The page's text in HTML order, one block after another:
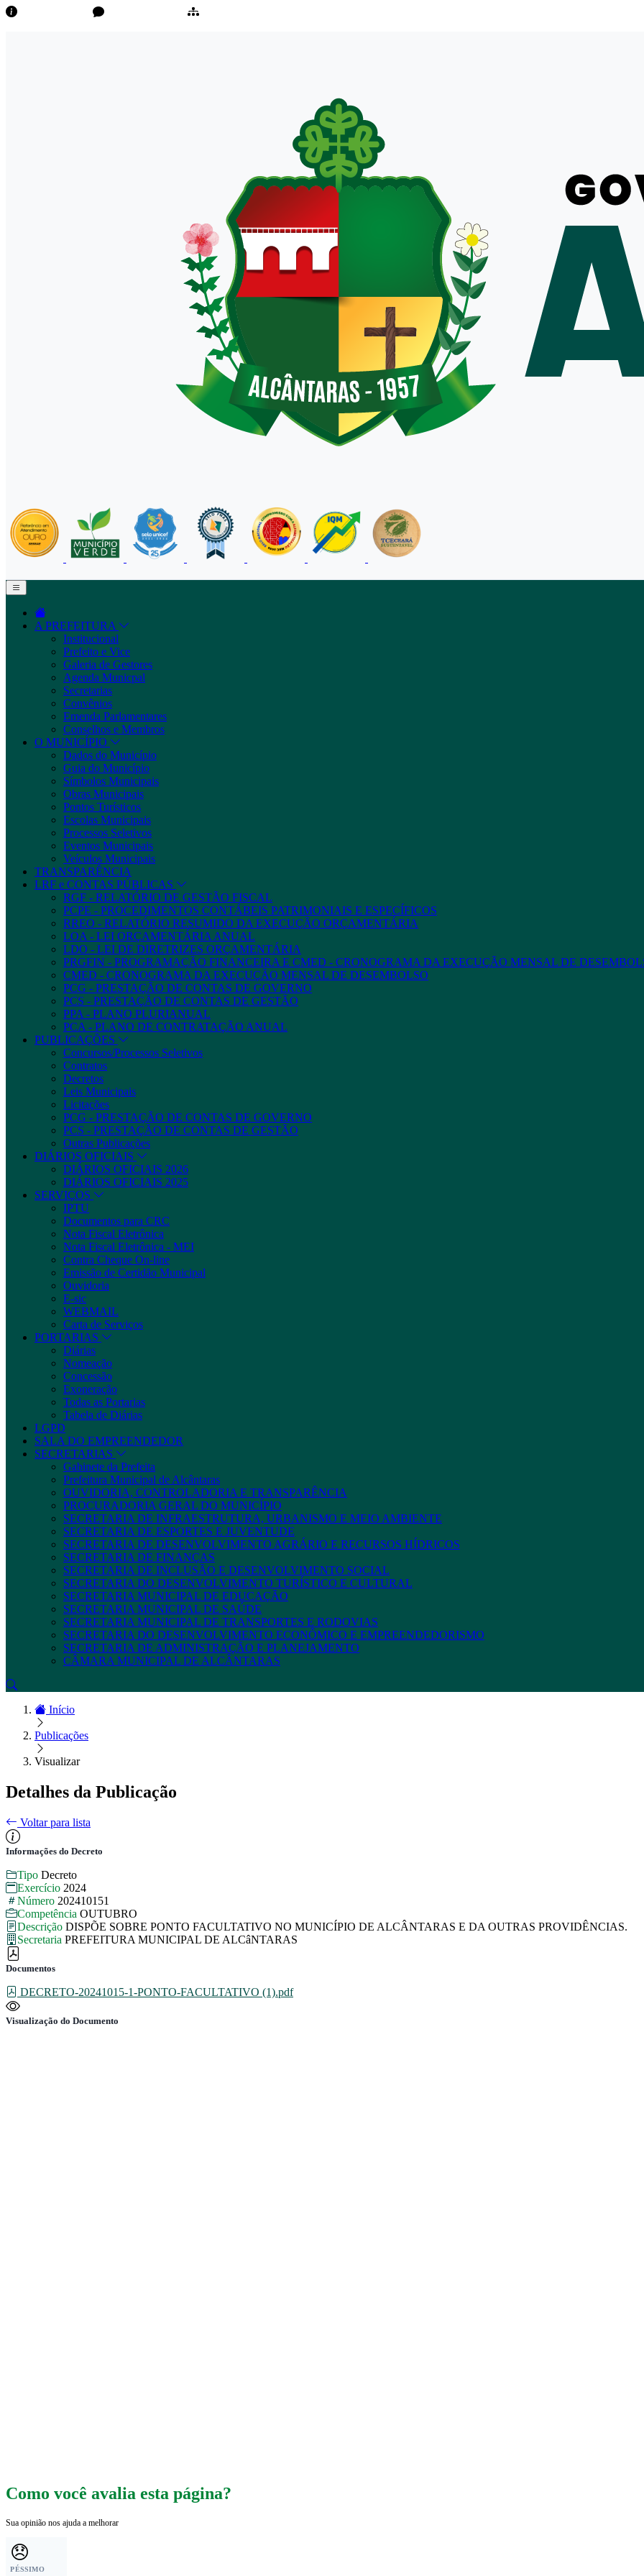
A PREFEITURA
Institucional
Prefeito e Vice
Galeria de Gestores
Agenda Municpal
Secretarias
Convênios
Emenda Parlamentares
Conselhos e Membros
O MUNICÍPIO
Dados do Município
Guia do Município
Símbolos Municipais
Obras Municipais
Pontos Turísticos
Escolas Municipais
Processos Seletivos
Eventos Municipais
Veículos Municipais
TRANSPARÊNCIA
LRF e CONTAS PÚBLICAS
RGF - RELATÓRIO DE GESTÃO FISCAL
PCPE - PROCEDIMENTOS CONTÁBEIS PATRIMONIAIS E ESPECÍFICOS
RREO - RELATÓRIO RESUMIDO DA EXECUÇÃO ORÇAMENTÁRIA
LOA - LEI ORÇAMENTÁRIA ANUAL
LDO - LEI DE DIRETRIZES ORÇAMENTÁRIA
PRGFIN - PROGRAMAÇÃO FINANCEIRA E CMED - CRONOGRAMA DA EXECUÇÃO MENSAL DE
CMED - CRONOGRAMA DA EXECUÇÃO MENSAL DE DESEMBOLSO
PCG - PRESTAÇÃO DE CONTAS DE GOVERNO
PCS - PRESTAÇÃO DE CONTAS DE GESTÃO
PPA - PLANO PLURIANUAL
PCA - PLANO DE CONTRATAÇÃO ANUAL
PUBLICAÇÕES
Concursos/Processos Seletivos
Contratos
Decretos
Leis Municipais
Licitações
PCG - PRESTAÇÃO DE CONTAS DE GOVERNO
PCS - PRESTAÇÃO DE CONTAS DE GESTÃO
Outras Publicações
DIÁRIOS OFICIAIS
DIÁRIOS OFICIAIS 2026
DIÁRIOS OFICIAIS 2025
SERVIÇOS
IPTU
Documentos para CRC
Nota Fiscal Eletrônica
Nota Fiscal Eletrônica - MEI
Contra Cheque On-line
Emissão de Certidão Municipal
Ouvidoria
E-sic
WEBMAIL
Carta de Serviços
PORTARIAS
Diárias
Nomeação
Concessão
Exoneração
Todas as Portarias
Tabela de Diárias
LGPD
SALA DO EMPREENDEDOR
SECRETARIAS
Gabinete da Prefeita
Prefeitura Municipal de Alcântaras
OUVIDORIA, CONTROLADORIA E TRANSPARÊNCIA
PROCURADORIA GERAL DO MUNICÍPIO
SECRETARIA DE INFRAESTRUTURA, URBANISMO E MEIO AMBIENTE
SECRETARIA DE ESPORTES E JUVENTUDE
SECRETARIA DE DESENVOLVIMENTO AGRÁRIO E RECURSOS HÍDRICOS
SECRETARIA DE FINANÇAS
SECRETARIA DE INCLUSÃO E DESENVOLVIMENTO SOCIAL
SECRETARIA DO DESENVOLVIMENTO TURÍSTICO E CULTURAL
SECRETARIA MUNICIPAL DE EDUCAÇÃO
SECRETARIA MUNICIPAL DE SAÚDE
SECRETARIA MUNICIPAL DE TRANSPORTES E RODOVIAS
SECRETARIA DO DESENVOLVIMENTO ECONÔMICO E EMPREENDEDORISMO
SECRETARIA DE ADMINISTRAÇÃO E PLANEJAMENTO
CÂMARA MUNICIPAL DE ALCÂNTARAS
Início
Publicações
Visualizar
Detalhes da Publicação
Voltar para lista
Informações do Decreto
Tipo Decreto
Exercício 2024
Número 202410151
Competência OUTUBRO
Descrição DISPÕE SOBRE PONTO FACULTATIVO NO MUNICÍPIO DE ALCÂNTARAS E DA OUTRAS PROVIDÊNCIAS.
Secretaria PREFEITURA MUNICIPAL DE ALCâNTARAS
Documentos
DECRETO-20241015-1-PONTO-FACULTATIVO (1).pdf
Visualização do Documento
Como você avalia esta página?
Sua opinião nos ajuda a melhorar
😞
PÉSSIMO